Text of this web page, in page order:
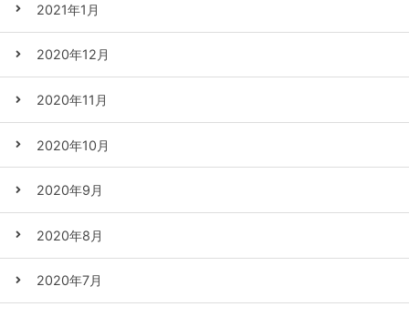
2021年1月
2020年12月
2020年11月
2020年10月
2020年9月
2020年8月
2020年7月